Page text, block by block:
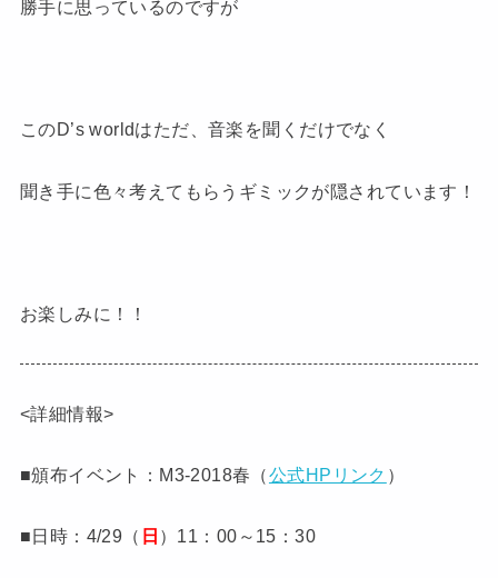
勝手に思っているのですが
このD’s worldはただ、音楽を聞くだけでなく
聞き手に色々考えてもらうギミックが隠されています！
お楽しみに！！
<詳細情報>
■頒布イベント：M3-2018春（公式HPリンク ）
■日時：4/29（ 日 ）11：00～15：30